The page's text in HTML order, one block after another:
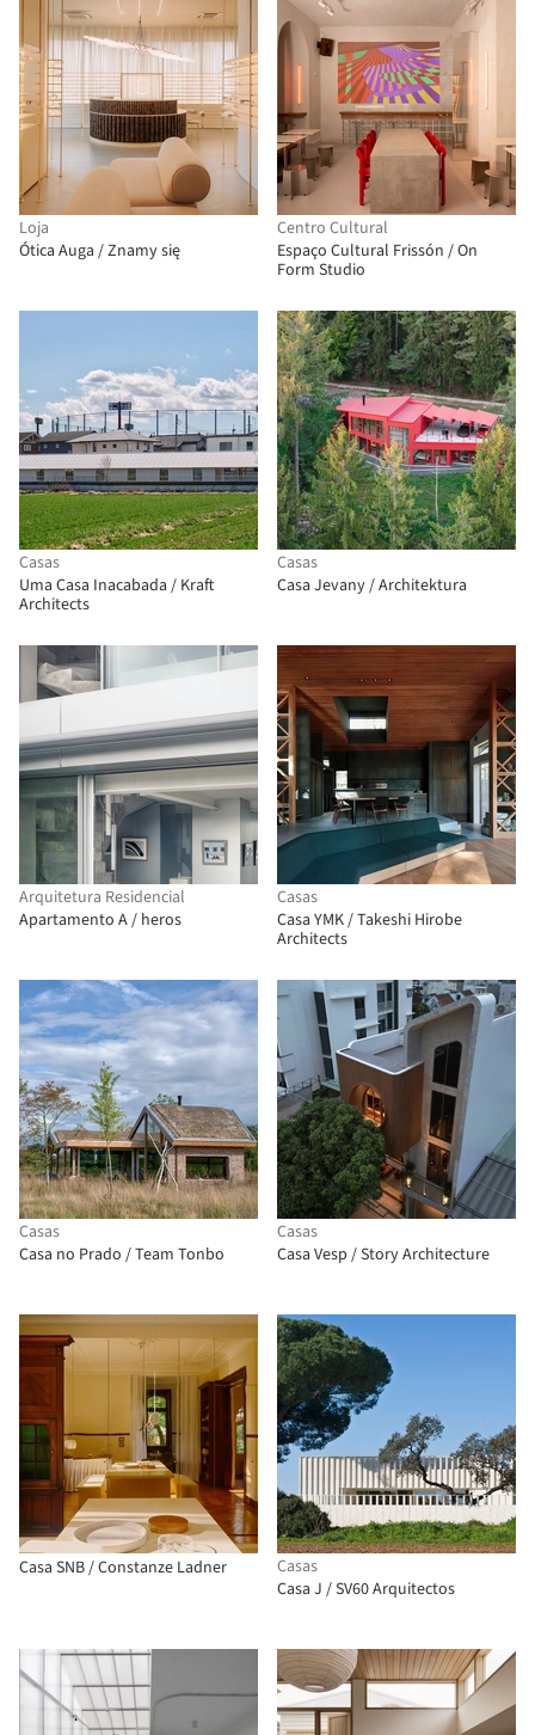
Loja
Ótica Auga / Znamy się
Centro Cultural
Espaço Cultural Frissón / On
Form Studio
Casas
Uma Casa Inacabada / Kraft
Architects
Casas
Casa Jevany / Architektura
Arquitetura Residencial
Apartamento A / heros
Casas
Casa YMK / Takeshi Hirobe
Architects
Casas
Casa no Prado / Team Tonbo
Casas
Casa Vesp / Story Architecture
Casa SNB / Constanze Ladner
Casas
Casa J / SV60 Arquitectos